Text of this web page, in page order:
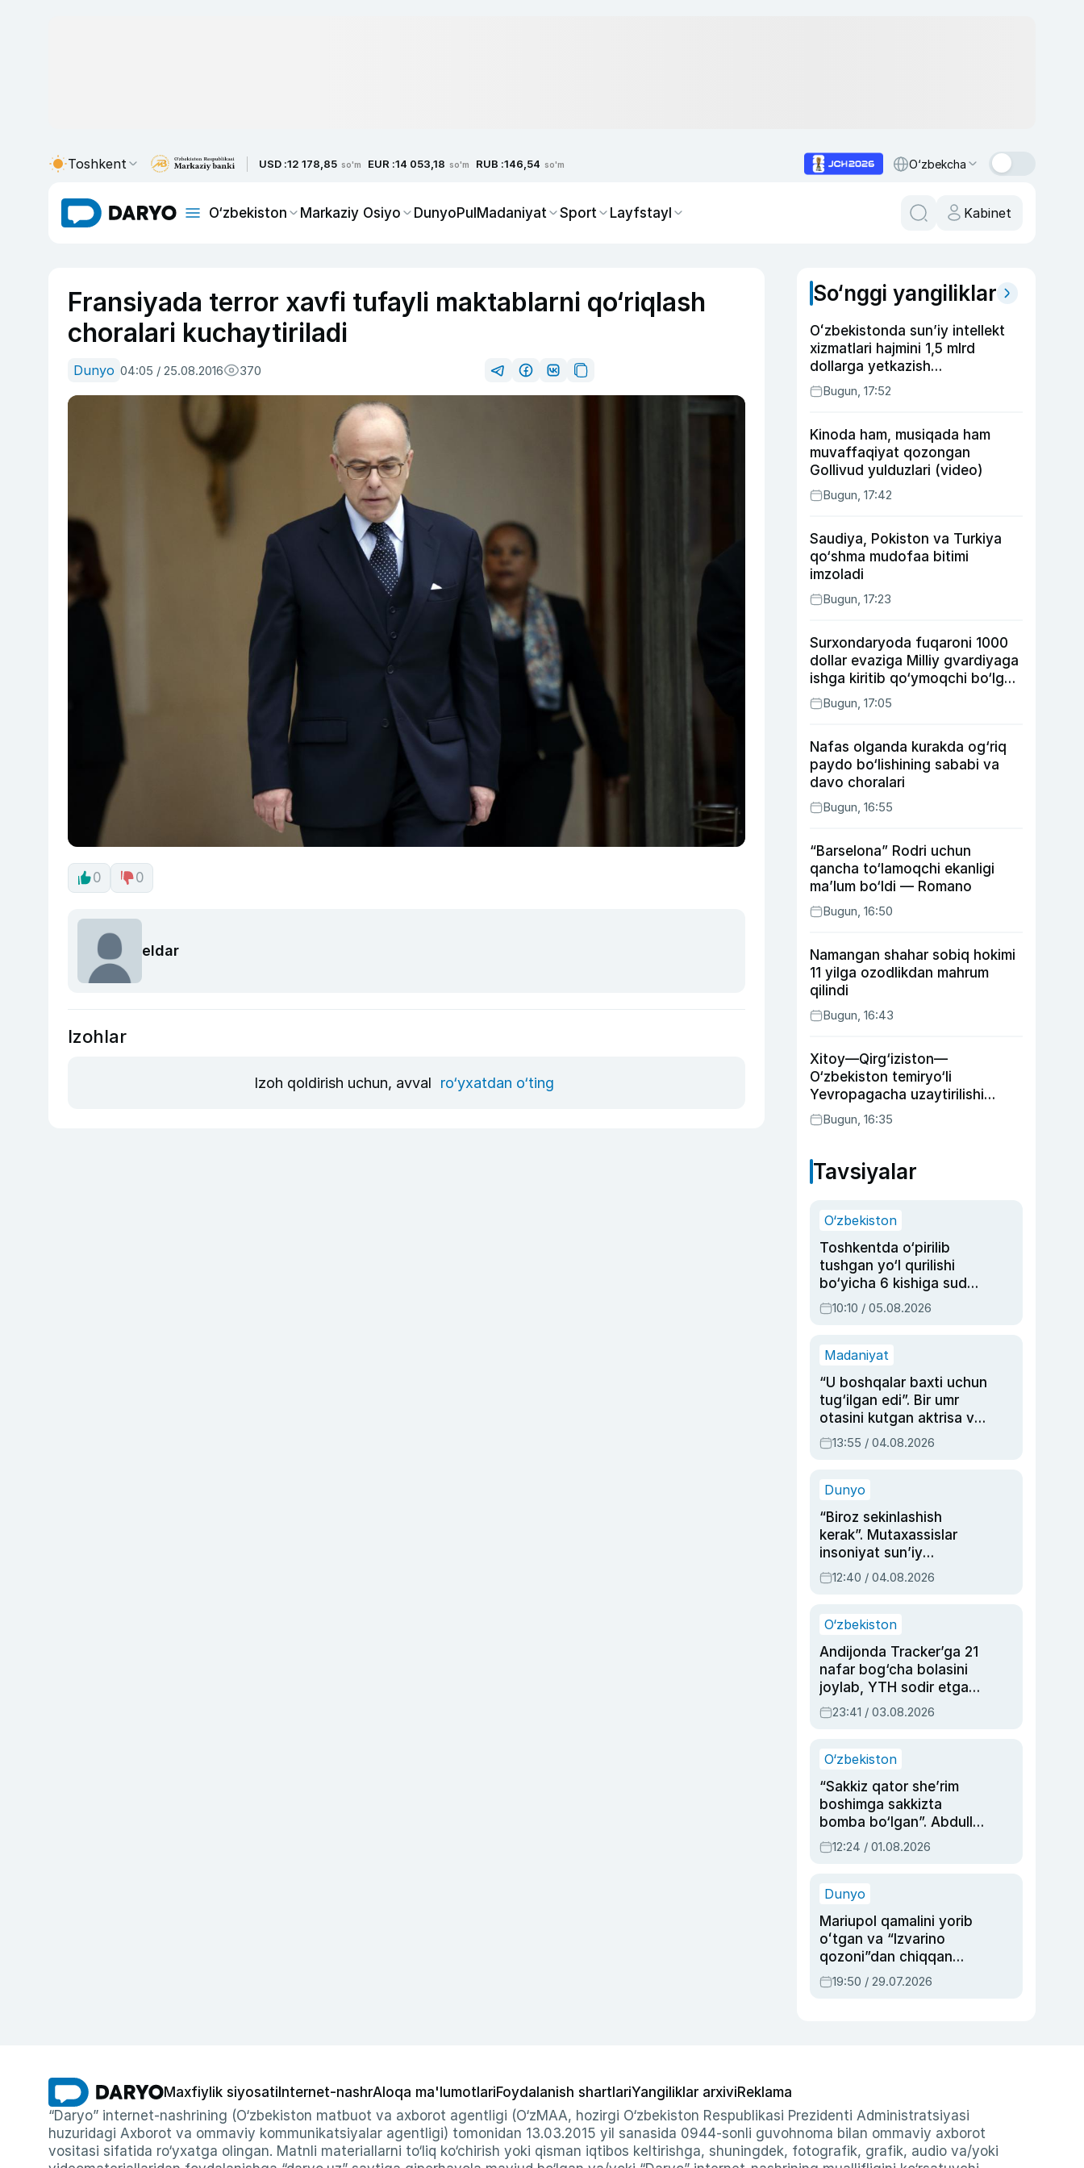
Toshkent USD :12 178,85 so'm EUR :14 053,18 so'm RUB :146,54 so'm O‘zbekcha
O‘zbekiston Markaziy Osiyo DunyoPulMadaniyat Sport Layfstayl Kabinet
Fransiyada terror xavfi tufayli maktablarni qo‘riqlash
choralari kuchaytiriladi
Dunyo 04:05 / 25.08.2016 370
0 0
eldar
Izohlar
Izoh qoldirish uchun, avval ro‘yxatdan o‘ting
So‘nggi yangiliklar
Oʻzbekistonda sunʼiy intellekt
xizmatlari hajmini 1,5 mlrd
dollarga yetkazish
rejalashtirilmoqda
Bugun, 17:52
Kinoda ham, musiqada ham
muvaffaqiyat qozongan
Gollivud yulduzlari (video)
Bugun, 17:42
Saudiya, Pokiston va Turkiya
qo‘shma mudofaa bitimi
imzoladi
Bugun, 17:23
Surxondaryoda fuqaroni 1000
dollar evaziga Milliy gvardiyaga
ishga kiritib qo‘ymoqchi bo‘lgan
shaxs ushlandi
Bugun, 17:05
Nafas olganda kurakda og‘riq
paydo bo‘lishining sababi va
davo choralari
Bugun, 16:55
“Barselona” Rodri uchun
qancha to‘lamoqchi ekanligi
ma’lum bo‘ldi — Romano
Bugun, 16:50
Namangan shahar sobiq hokimi
11 yilga ozodlikdan mahrum
qilindi
Bugun, 16:43
Xitoy—Qirg‘iziston—
O‘zbekiston temiryo‘li
Yevropagacha uzaytirilishi
mumkin
Bugun, 16:35
Tavsiyalar
O‘zbekiston
Toshkentda o‘pirilib
tushgan yo‘l qurilishi
bo‘yicha 6 kishiga sud
hukmi o‘qildi
10:10 / 05.08.2026
Madaniyat
“U boshqalar baxti uchun
tug‘ilgan edi”. Bir umr
otasini kutgan aktrisa va
dublyaj ustasi Rimma
Ahmedovaning
13:55 / 04.08.2026
Dunyo
“Biroz sekinlashish
kerak”. Mutaxassislar
insoniyat sun’iy
intellektni boshqara
olmay qolishidan xavotir
12:40 / 04.08.2026
O‘zbekiston
Andijonda Tracker’ga 21
nafar bog‘cha bolasini
joylab, YTH sodir etgan
ayolga sud hukmi o‘qildi
23:41 / 03.08.2026
O‘zbekiston
“Sakkiz qator she’rim
boshimga sakkizta
bomba bo‘lgan”. Abdulla
Oripovni siyosiy
ayblovlardan asrab
12:24 / 01.08.2026
Dunyo
Mariupol qamalini yorib
oʻtgan va “Izvarino
qozoni”dan chiqqan
qahramon — Ukraina
armiyasi bosh
19:50 / 29.07.2026
Maxfiylik siyosati Internet-nashrAloqa ma'lumotlariFoydalanish shartlariYangiliklar arxiviReklama
“Daryo” internet-nashrining (O‘zbekiston matbuot va axborot agentligi (O‘zMAA, hozirgi O‘zbekiston Respublikasi Prezidenti Administratsiyasi
huzuridagi Axborot va ommaviy kommunikatsiyalar agentligi) tomonidan 13.03.2015 yil sanasida 0944-sonli guvohnoma bilan ommaviy axborot
vositasi sifatida ro‘yxatga olingan. Matnli materiallarni to‘liq ko‘chirish yoki qisman iqtibos keltirishga, shuningdek, fotografik, grafik, audio va/yoki